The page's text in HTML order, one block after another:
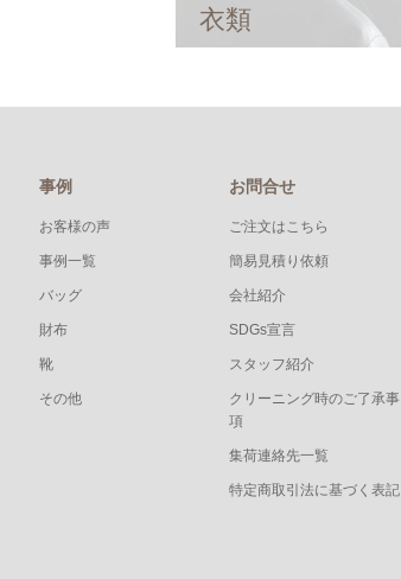
衣類
事例
お客様の声
事例一覧
バッグ
財布
靴
その他
お問合せ
ご注文はこちら
簡易見積り依頼
会社紹介
SDGs宣言
スタッフ紹介
クリーニング時のご了承事
項
集荷連絡先一覧
特定商取引法に基づく表記